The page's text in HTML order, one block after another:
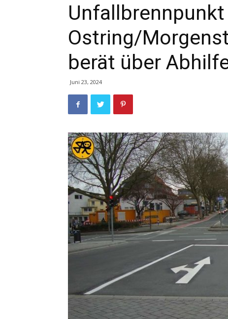
Unfallbrennpunkt
Ostring/
berät über
Juni 23, 2024